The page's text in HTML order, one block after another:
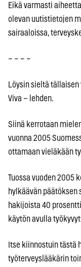
Eikä varmasti
olevan uutistietojen
sairaaloissa,
– – – –
Löysin sieltä
Viva – lehden.
Siinä kerrotaan
vuonna 2005
ottamaan vieläkään
Tuossa vuoden 2005
hylkäävän
hakijoista 40
käytön avulla
Itse kiinnostuin tästä
työterveyslääkärin